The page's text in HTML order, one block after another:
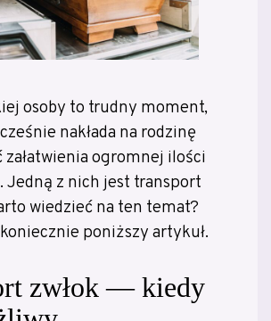
osoby to trudny moment,
nakłada na rodzinę
załatwienia ogromnej ilości
Jedną z nich jest transport
wiedzieć na ten temat?
poniższy artykuł.
zwłok — kiedy